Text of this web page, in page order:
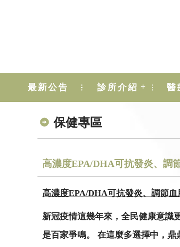
最新公告 診所介紹 + 醫
保健專區
高濃度EPA/DHA可抗發炎、調
高濃度EPA/DHA可抗發炎、調節
新冠疫情這幾年來，全民健康意識
是百家爭鳴。 在這麼多選擇中，